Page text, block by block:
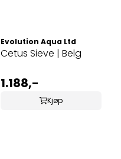
Evolution Aqua Ltd
Cetus Sieve | Belg
1.188,-
Kjøp